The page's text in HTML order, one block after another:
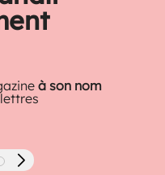
à son nom
Suivant